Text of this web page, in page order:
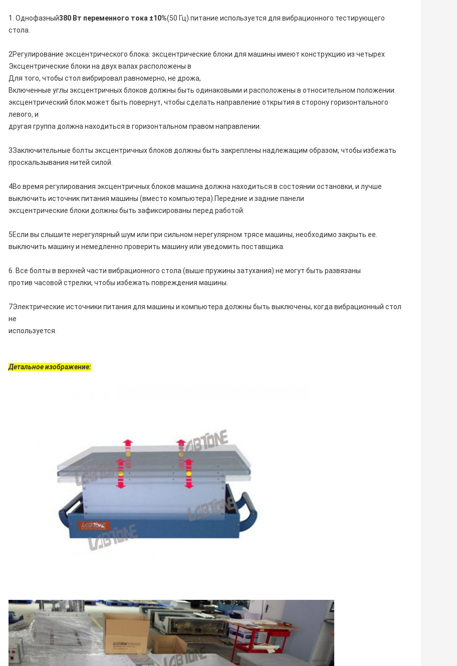
1. Однофазный380 Вт переменного тока ±10%(50 Гц) питание используется для вибрационного тестирующего
стола.
2Регулирование эксцентрического блока: эксцентрические блоки для машины имеют конструкцию из четырех
Эксцентрические блоки на двух валах расположены в
Для того, чтобы стол вибрировал равномерно, не дрожа,
Включенные углы эксцентричных блоков должны быть одинаковыми и расположены в относительном положении.
эксцентрический блок может быть повернут, чтобы сделать направление открытия в сторону горизонтального
левого, и
другая группа должна находиться в горизонтальном правом направлении.
3Заключительные болты эксцентричных блоков должны быть закреплены надлежащим образом, чтобы избежать
проскальзывания нитей силой.
4Во время регулирования эксцентричных блоков машина должна находиться в состоянии остановки, и лучше
выключить источник питания машины (вместо компьютера).Передние и задние панели
эксцентрические блоки должны быть зафиксированы перед работой.
5Если вы слышите нерегулярный шум или при сильном нерегулярном трясе машины, необходимо закрыть ее.
выключить машину и немедленно проверить машину или уведомить поставщика.
6. Все болты в верхней части вибрационного стола (выше пружины затухания) не могут быть развязаны
против часовой стрелки, чтобы избежать повреждения машины.
7Электрические источники питания для машины и компьютера должны быть выключены, когда вибрационный стол
не
используется.
Детальное изображение: